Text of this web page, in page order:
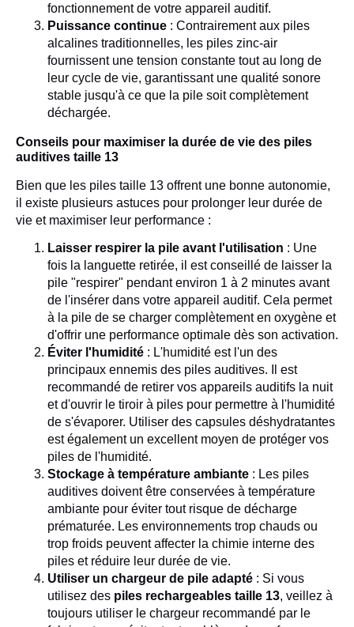
fonctionnement de votre appareil auditif.
Puissance continue : Contrairement aux piles
alcalines traditionnelles, les piles zinc-air
fournissent une tension constante tout au long de
leur cycle de vie, garantissant une qualité sonore
stable jusqu'à ce que la pile soit complètement
déchargée.
Conseils pour maximiser la durée de vie des piles
auditives taille 13
Bien que les piles taille 13 offrent une bonne autonomie,
il existe plusieurs astuces pour prolonger leur durée de
vie et maximiser leur performance :
Laisser respirer la pile avant l'utilisation : Une
fois la languette retirée, il est conseillé de laisser la
pile "respirer" pendant environ 1 à 2 minutes avant
de l'insérer dans votre appareil auditif. Cela permet
à la pile de se charger complètement en oxygène et
d'offrir une performance optimale dès son activation.
Éviter l'humidité : L'humidité est l'un des
principaux ennemis des piles auditives. Il est
recommandé de retirer vos appareils auditifs la nuit
et d'ouvrir le tiroir à piles pour permettre à l'humidité
de s'évaporer. Utiliser des capsules déshydratantes
est également un excellent moyen de protéger vos
piles de l'humidité.
Stockage à température ambiante : Les piles
auditives doivent être conservées à température
ambiante pour éviter tout risque de décharge
prématurée. Les environnements trop chauds ou
trop froids peuvent affecter la chimie interne des
piles et réduire leur durée de vie.
Utiliser un chargeur de pile adapté : Si vous
utilisez des piles rechargeables taille 13, veillez à
toujours utiliser le chargeur recommandé par le